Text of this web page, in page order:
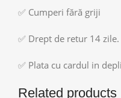
✅ Cumperi fără griji
✅ Drept de retur 14 zile.
✅ Plata cu cardul in
Related products